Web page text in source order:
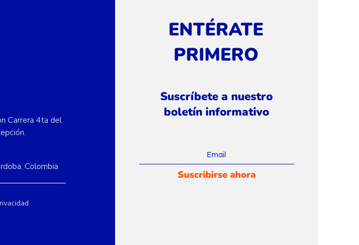
Carrera 4ta del
Colombia
ENTÉRATE
PRIMERO
Suscríbete a nuestro
boletín informativo
Suscribirse ahora